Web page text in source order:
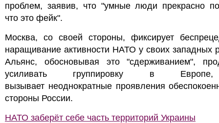
проблем, заявив, что "умные люди прекрасно
что это фейк".
Москва, со своей стороны, фиксирует
наращивание активности НАТО у своих западных
Альянс, обосновывая это "сдерживанием",
усиливать группировку в
вызывает неоднократные проявления
стороны России.
НАТО заберёт себе часть территорий Украины